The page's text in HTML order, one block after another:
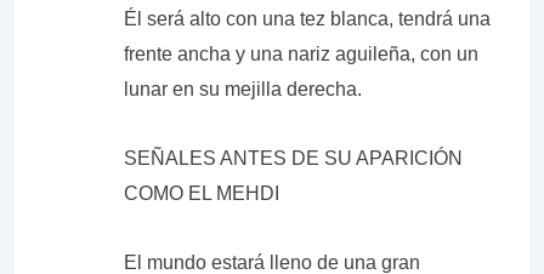
Él será alto con una tez blanca, tendrá una
frente ancha y una nariz aguileña, con un
lunar en su mejilla derecha.
SEÑALES ANTES DE SU APARICIÓN
COMO EL MEHDI
El mundo estará lleno de una gran